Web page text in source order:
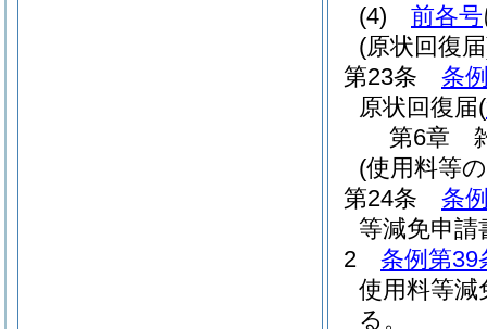
(4)
前各号
(原状回復
第23条
条
原状回復届(
第6章
(使用料等
第24条
条
等減免申請
2
条例第39
使用料等減
る。